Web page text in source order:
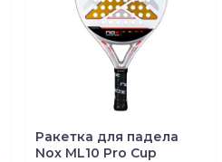
Ракетка для падела
Nox ML10 Pro Cup